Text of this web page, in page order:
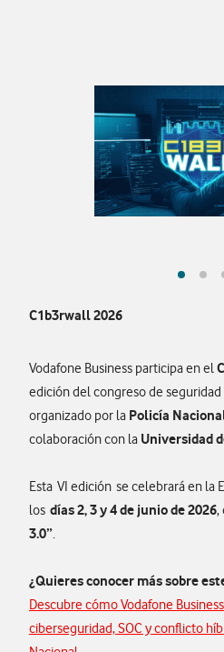
C1b3rwall 2026
Vodafone Business participa en el
edición del congreso de
organizado por la Policía
colaboración con la Universidad
Esta VI edición se celebrará en la
los días 2, 3 y 4 de junio de 2026,
3.0”.
¿Quieres conocer más sobre
Descubre cómo Vodafone
ciberseguridad, SOC y conflicto